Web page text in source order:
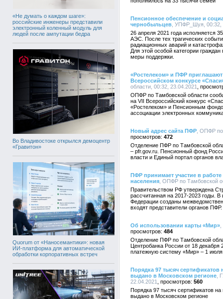
«Не думать о каждом шаге»:
российские инженеры представили
электронный коленный модуль для
людей после ампутации бедра
Во Владивостоке открылся демоцентр
«Гравитон»
Quorum от «Наносемантики»: новая
ИИ-платформа для автоматической
обработки корпоративных встреч
Пенсионное обеспечение и
чернобыльцев , УПФР_Шуя, 00:32,
26 апреля 2021 года исполняется
АЭС. После тех трагических
радиационных аварий и
Для этой особой категории
меры поддержки.
«Ростелеком» и ПФР
Всероссийском конкурсе
области, 00:32, 23.04.2021
ОПФР по Тамбовской области
на VII Всероссийский конкурс
«Ростелеком» и Пенсионным
ассоциации электронных
Новый адрес сайта ПФР , ОПФР
472
Отделение ПФР по Тамбовской
– pfr.gov.ru. Пенсионный фонд
власти и Единый портал органов
ПФР принимает участие в
населения , ОПФР по Тамбовской
Правительством РФ утверждена
рассчитанная на 2017-2023 годы. В
Федерации созданы
входят представители органов ПФР.
Об использовании карты «Мир»
484
Отделение ПФР по Тамбовской
Центробанка России от 18 декабря
платежную систему «Мир» – 1 июля
Порядка 97 тысяч
выдано в Московском регионе ,
22.04.2021
560
Порядка 97 тысяч сертификатов
выдано в Московском регионе